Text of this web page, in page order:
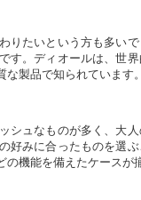
りたいという方も多い
す。ディオールは、世
な製品で知られています
シュなものが多く、大
好みに合ったものを選
の機能を備えたケースが